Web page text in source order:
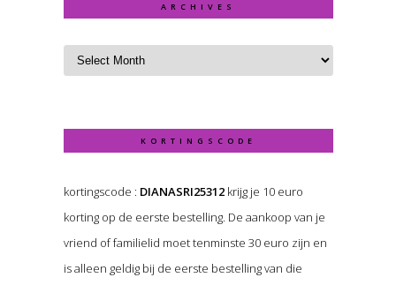
ARCHIVES
KORTINGSCODE
kortingscode : DIANASRI25312krijg je 10 euro
korting op de eerste bestelling. De aankoop van je
vriend of familielid moet tenminste 30 euro zijn en
is alleen geldig bij de eerste bestelling van die